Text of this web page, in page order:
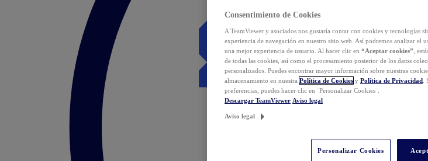
Consentimiento de Cookies
A TeamViewer y asociados nos gustaría contar con cookies y tecnologías
experiencia de navegación en nuestro sitio web. Así podremos analizar el
una mejor experiencia de usuario. Al hacer clic en “Aceptar cookies” ,
de todas las cookies, así como el procesamiento posterior de los datos
personalizados. Puedes encontrar mayor información sobre nuestras
almacenamiento en nuestra Política de Cookies y Política de Privacidad
preferencias, puedes hacer clic en ¨Personalizar Cookies¨.
Descargar TeamViewer Aviso legal
Aviso legal
Personalizar Cookies